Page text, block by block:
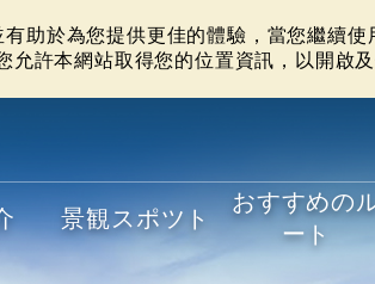
助於為您提供更佳的體驗，當您繼續
許本網站取得您的位置資訊，以開啟及
景観スポツト
おすすめの
ート